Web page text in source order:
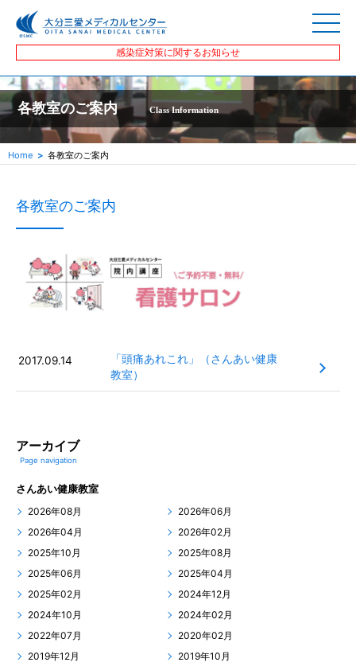
感染症対策に関するお知らせ
各教室のご案内 Class Information
Home 各教室のご案内
各教室のご案内
2017.09.14
「頭痛あれこれ」（さんあい健康
教室）
アーカイブ
Page navigation
さんあい健康教室
2026年08月
2026年06月
2026年04月
2026年02月
2025年10月
2025年08月
2025年06月
2025年04月
2025年02月
2024年12月
2024年10月
2024年02月
2022年07月
2020年02月
2019年12月
2019年10月